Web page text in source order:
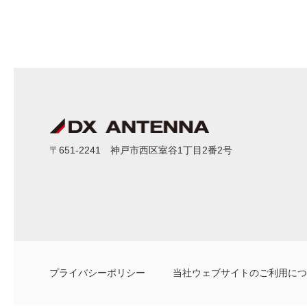
〒651-2241 神戸市西区室谷1丁目2番2号
プライバシーポリシー 当社ウェブサイトのご利用に